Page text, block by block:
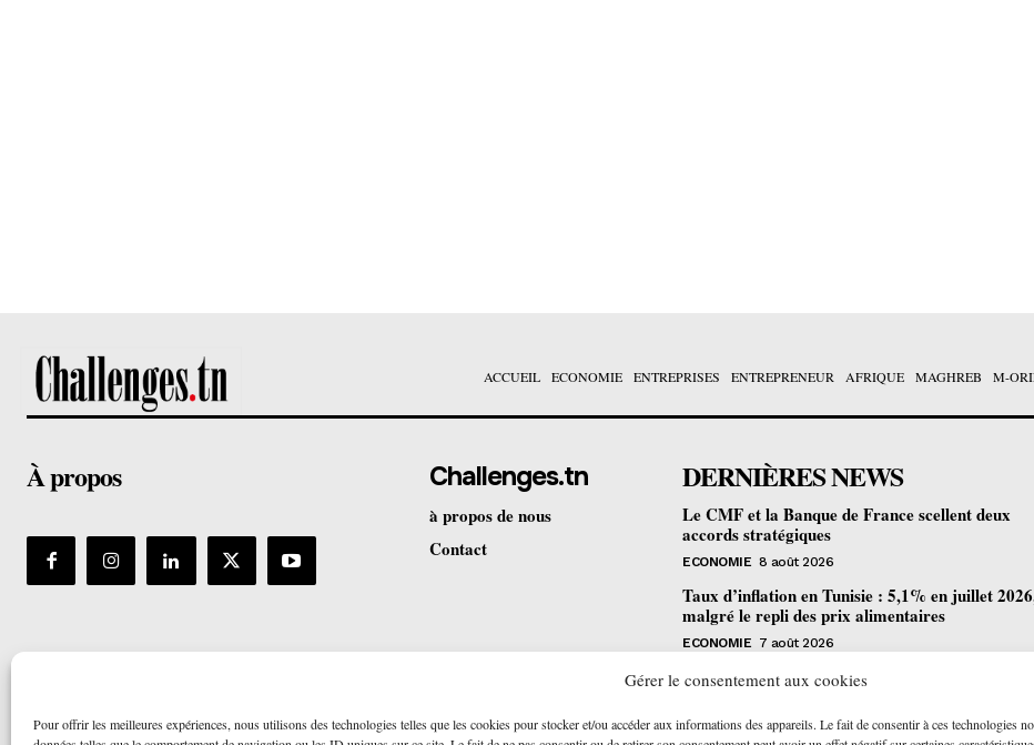
Gérer le consentement aux cookies
Pour offrir les meilleures expériences, nous utilisons des technologies telles que les cookies pour stocker et/ou accéder aux informations des appareils. Le fait de consentir à ces technologies
ACCUEIL ECONOMIE ENTREPRISES ENTREPRENEUR AFRIQUE MAGHREB M-
À propos Challenges.tn
à propos de nous
Contact
DERNIÈRES NEWS
Le CMF et la Banque de France scellent deux
accords stratégiques
ECONOMIE 8 août 2026
Taux d’inflation en Tunisie : 5,1% en juillet
malgré le repli des prix alimentaires
ECONOMIE 7 août 2026
Une formation gratuite en fibre optique ouvre ses
ENTREPRENEUR 6 août 2026